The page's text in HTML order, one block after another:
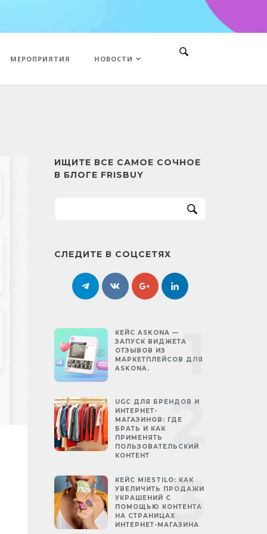
МЕРОПРИЯТИЯ НОВОСТИ
ИЩИТЕ ВСЕ САМОЕ СОЧНОЕ
В БЛОГЕ FRISBUY
СЛЕДИТЕ В СОЦСЕТЯХ
КЕЙС ASKONA —
ЗАПУСК ВИДЖЕТА
ОТЗЫВОВ ИЗ
МАРКЕТПЛЕЙСОВ ДЛЯ
ASKONA.
UGC ДЛЯ БРЕНДОВ И
ИНТЕРНЕТ-
МАГАЗИНОВ: ГДЕ
БРАТЬ И КАК
ПРИМЕНЯТЬ
ПОЛЬЗОВАТЕЛЬСКИЙ
КОНТЕНТ
КЕЙС MIESTILO: КАК
УВЕЛИЧИТЬ ПРОДАЖИ
УКРАШЕНИЙ С
ПОМОЩЬЮ КОНТЕНТА
НА СТРАНИЦАХ
ИНТЕРНЕТ-МАГАЗИНА